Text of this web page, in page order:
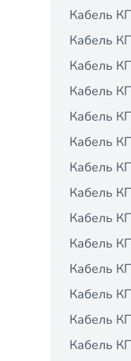
Кабель
Кабель
Кабель
Кабель
Кабель
Кабель
Кабель
Кабель
Кабель
Кабель
Кабель
Кабель
Кабель
Кабель